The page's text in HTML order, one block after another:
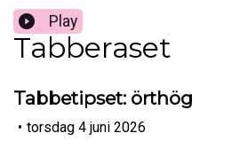
Play
Tabberaset
Tabbetipset: örthög
• torsdag 4 juni 2026